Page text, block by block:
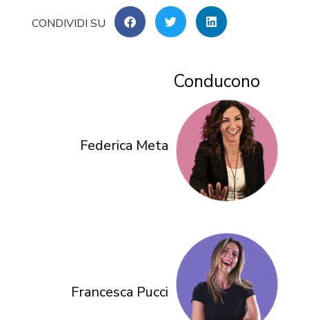
Conducono
Federica Meta
Francesca Pucci